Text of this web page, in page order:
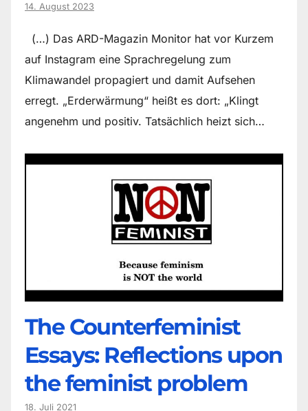
14. August 2023
(…) Das ARD-Magazin Monitor hat vor Kurzem
auf Instagram eine Sprachregelung zum
Klimawandel propagiert und damit Aufsehen
erregt. „Erderwärmung“ heißt es dort: „Klingt
angenehm und positiv. Tatsächlich heizt sich…
The Counter­feminist
Essays: Reflections upon
the feminist problem
18. Juli 2021